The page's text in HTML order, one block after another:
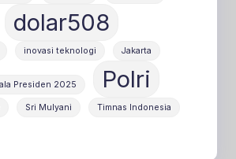
dolar508
inovasi teknologi Jakarta
Presiden 2025 Polri
Sri Mulyani
Timnas Indonesia